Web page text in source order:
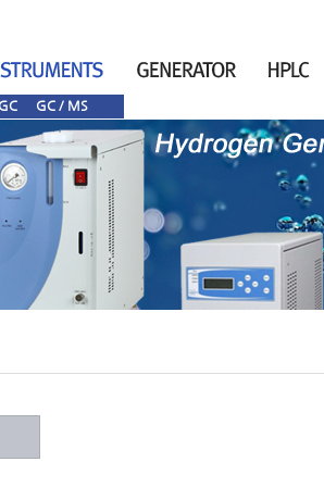
GC / MS